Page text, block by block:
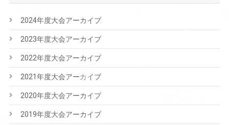
2024年度大会アーカイブ
2023年度大会アーカイブ
2022年度大会アーカイブ
2021年度大会アーカイブ
2020年度大会アーカイブ
2019年度大会アーカイブ